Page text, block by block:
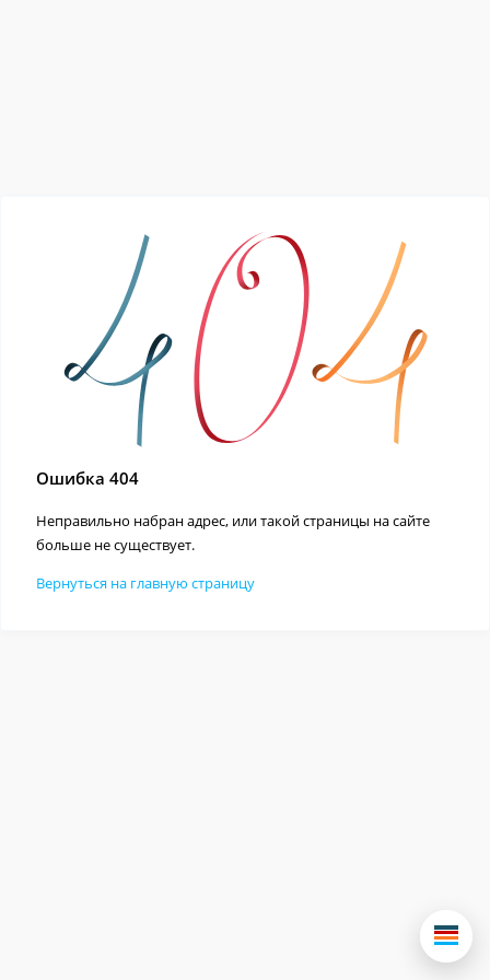
Ошибка 404
Неправильно набран адрес, или такой страницы на сайте
больше не существует.
Вернуться на главную страницу